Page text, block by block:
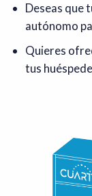
Deseas que
autónomo
Quieres
tus